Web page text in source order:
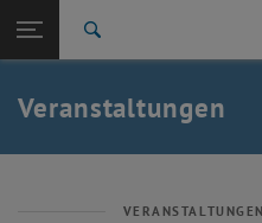
TU Login
Quicklinks
Quicklinks-Menü umschalten
Studium
Karriere
Zurück: Subseiten von Aktuelles
Aktuelles
Veranstaltungen